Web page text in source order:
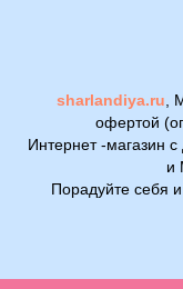
sharlandiya.ru ,
офертой
Интернет -магазин
и
Порадуйте себя